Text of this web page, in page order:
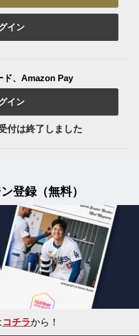
イン
ド、Amazon Pay
イン
付は終了しました
登録（無料）
コチラから！